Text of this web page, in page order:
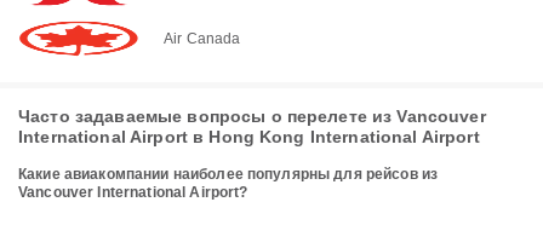
Air Canada
Часто задаваемые вопросы о перелете из Vancouver
International Airport в Hong Kong International Airport
Какие авиакомпании наиболее популярны для рейсов из
Vancouver International Airport?